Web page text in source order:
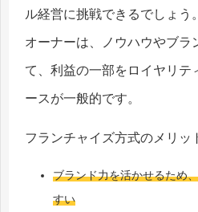
ル経営に挑戦できるでしょう。
オーナーは、ノウハウやブラ
て、利益の一部をロイヤリテ
ースが一般的です。
フランチャイズ方式のメリッ
ブランド力を活かせるため
すい